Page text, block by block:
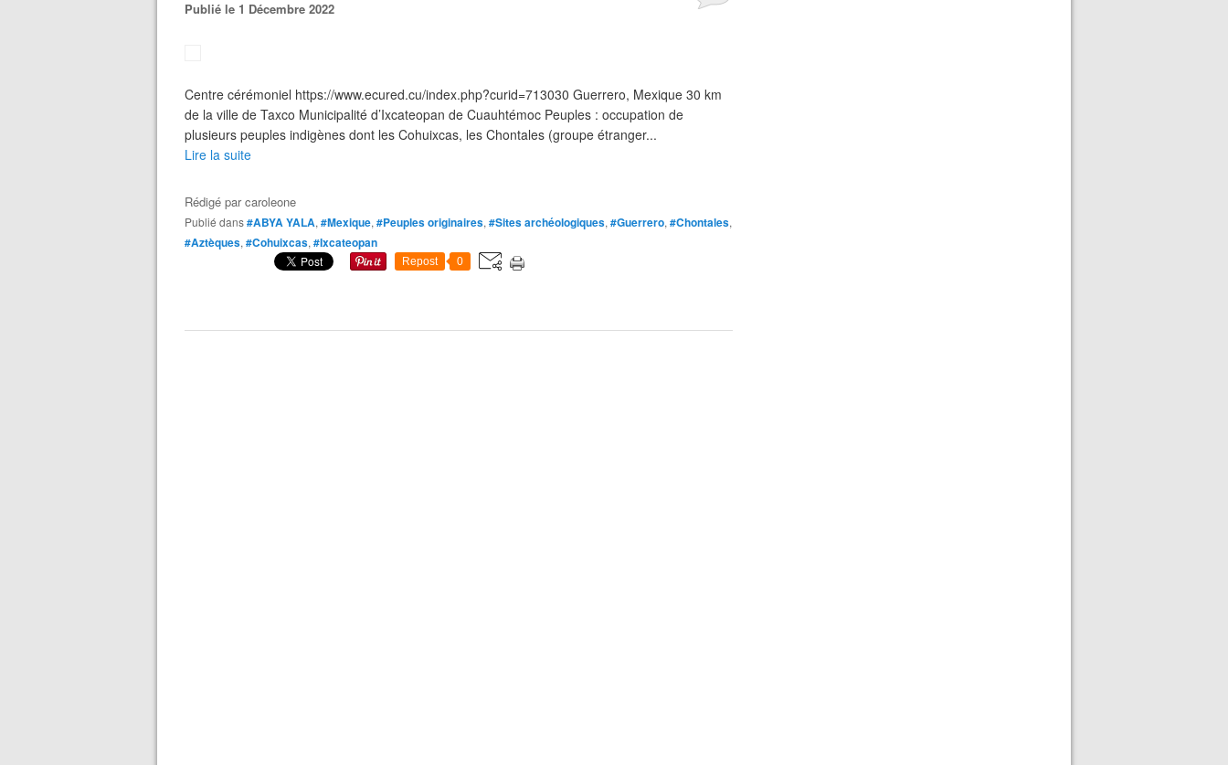
Publié le 1 Décembre 2022
Centre cérémoniel https://www.ecured.cu/index.php?curid=713030 Guerrero, Mexique 30 km
de la ville de Taxco Municipalité d’Ixcateopan de Cuauhtémoc Peuples : occupation de
plusieurs peuples indigènes dont les Cohuixcas, les Chontales (groupe étranger...
Lire la suite
Rédigé parcaroleone
Publié dans#ABYA YALA, #Mexique, #Peuples originaires, #Sites archéologiques, #Guerrero, #Chontales,
#Aztèques, #Cohuixcas, #Ixcateopan
Repost 0